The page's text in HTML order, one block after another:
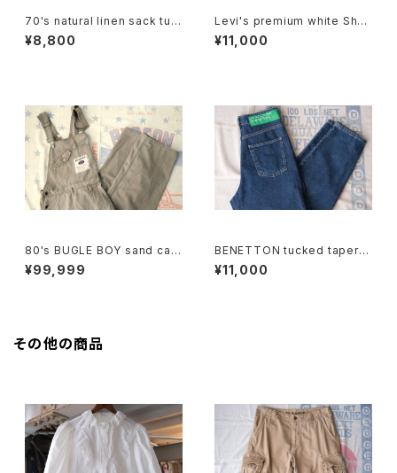
70's natural linen sack tuc
ked Culottes
¥8,800
Levi's premium white Shor
talls
¥11,000
80's BUGLE BOY sand can
vas Overall
¥99,999
BENETTON tucked tapere
d denim Pants
¥11,000
その他の商品